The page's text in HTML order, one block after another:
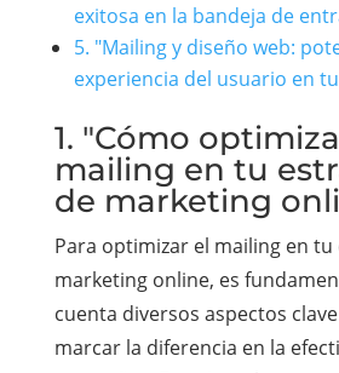
exitosa en la bandeja de
5. "Mailing y diseño web:
experiencia del usuario en
1. "Cómo
mailing en tu
de marketing
Para optimizar el mailing en
marketing online, es
cuenta diversos aspectos
marcar la diferencia en la